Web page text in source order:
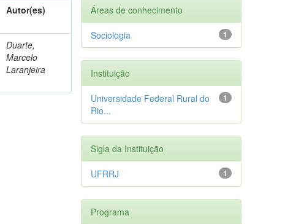
Autor(es)
Duarte,
Marcelo
Laranjeira
Áreas de conhecimento
1
Sociologia
Instituição
1
Universidade Federal Rural do
Rio...
Sigla da Instituição
1
UFRRJ
Programa